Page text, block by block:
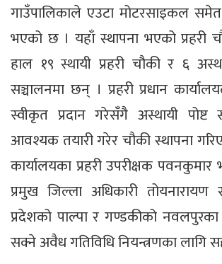
गाउँपालिकाले एउटा मोटरसाइकल
भएको छ । यहाँ स्थापना भएको प्रहरी
हाल १९ स्थायी प्रहरी चौकी र ६
सञ्चालनमा छन् । प्रहरी प्रधान
स्वीकृत प्रदान गरेसँगै अस्थायी पोष्ट
आवश्यक तयारी गरेर चौकी स्थापना
कार्यालयका प्रहरी उपरीक्षक पवनकुमार
प्रमुख जिल्ला अधिकारी तोयनारायण
प्रदेशको पाल्पा र गण्डकीको नवलपुरका
सक्ने अवैध गतिविधि नियन्त्रणका लागि